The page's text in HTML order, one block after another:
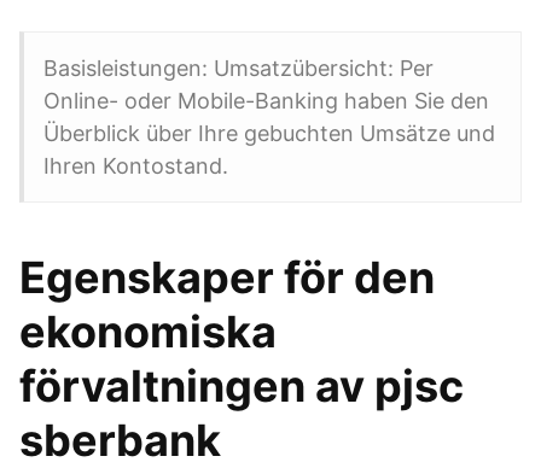
Basisleistungen: Umsatzübersicht: Per
Online- oder Mobile-Banking haben Sie den
Überblick über Ihre gebuchten Umsätze und
Ihren Kontostand.
Egenskaper för den
ekonomiska
förvaltningen av pjsc
sberbank